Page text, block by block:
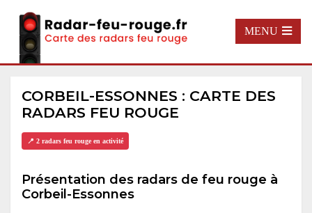
MENU
CORBEIL-ESSONNES : CARTE DES
RADARS FEU ROUGE
📍 2 radars feu rouge en activité
Présentation des radars de feu rouge à
Corbeil-Essonnes